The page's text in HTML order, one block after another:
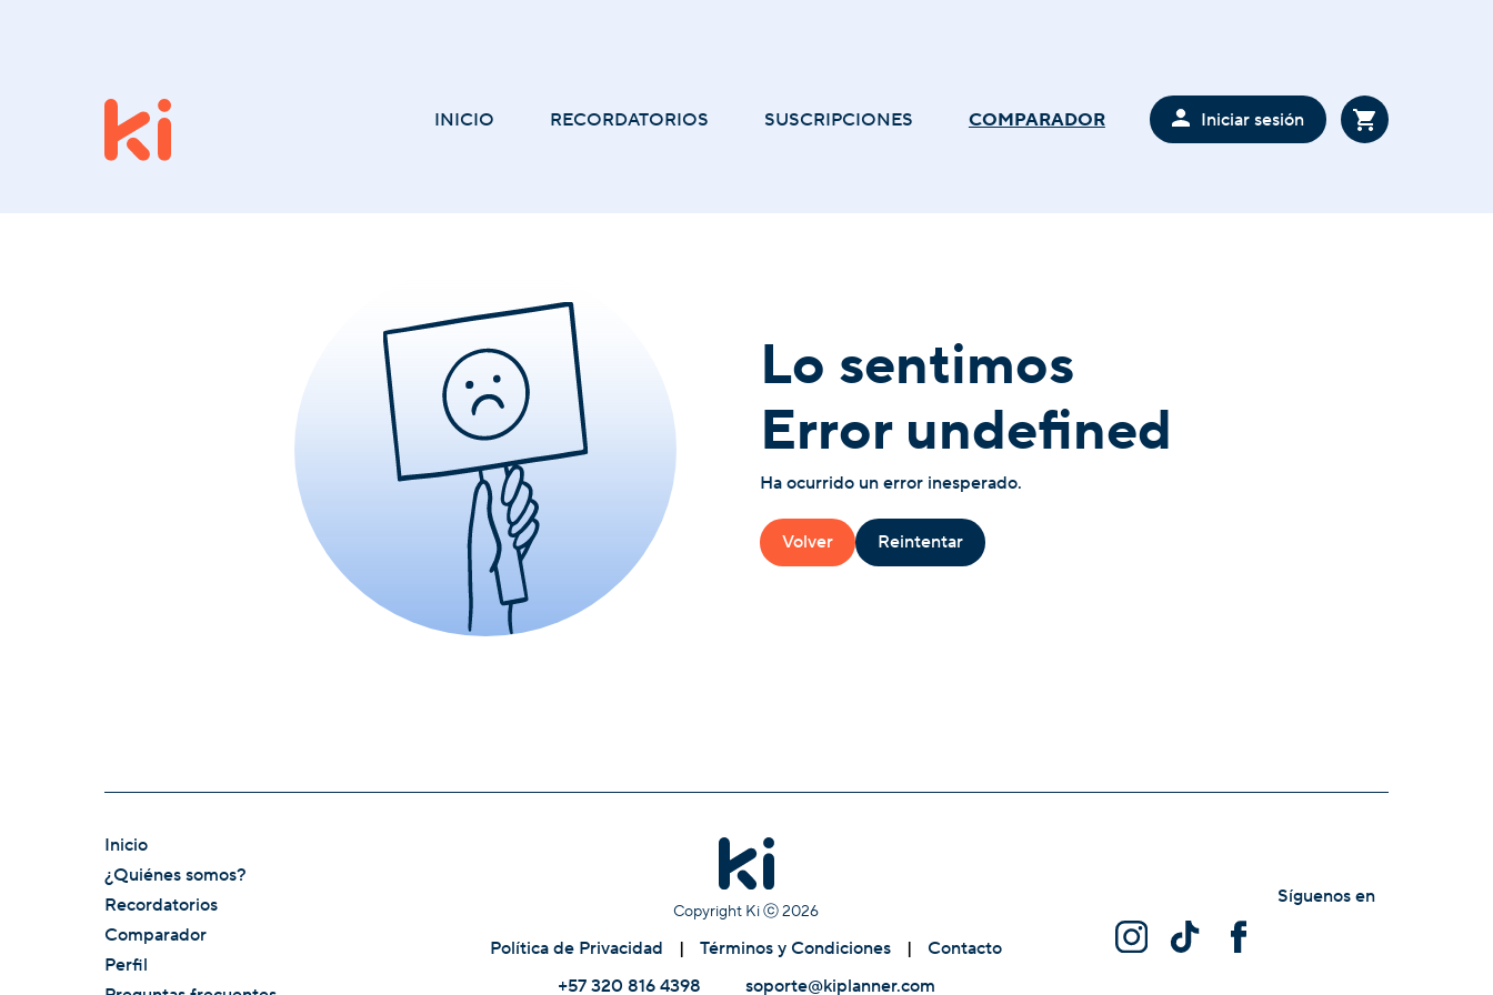
INICIO RECORDATORIOS SUSCRIPCIONES COMPARADOR Iniciar sesión
Lo sentimos
Error undefined
Ha ocurrido un error inesperado.
Volver Reintentar
Inicio
¿Quiénes somos?
Recordatorios
Comparador
Perfil
Copyright Ki ⓒ2026
Política de Privacidad | Términos y Condiciones |
Contacto
+57 320 816 4398
soporte@kiplanner.com
Síguenos en